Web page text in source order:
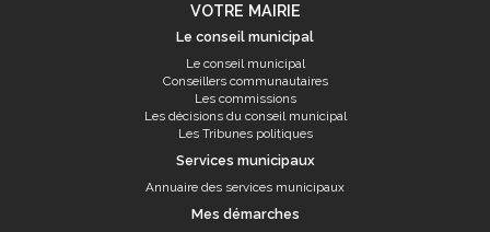
VOTRE MAIRIE
Le conseil municipal
Le conseil municipal
Conseillers communautaires
Les commissions
Les décisions du conseil municipal
Les Tribunes politiques
Services municipaux
Annuaire des services municipaux
Mes démarches